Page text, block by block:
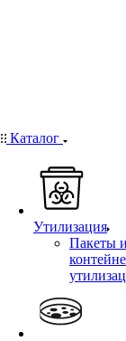
Каталог
Утилизация
Пакеты